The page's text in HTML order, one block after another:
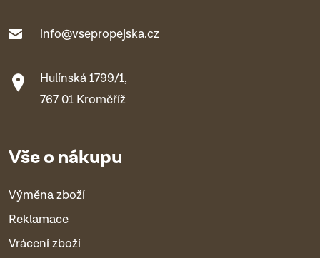
info@vsepropejska.cz
Hulínská 1799/1,
767 01 Kroměříž
Vše o nákupu
Výměna zboží
Reklamace
Vrácení zboží